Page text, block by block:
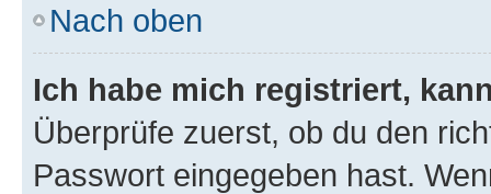
Nach oben
Ich habe mich registriert,
Überprüfe zuerst, ob du den
Passwort eingegeben hast.